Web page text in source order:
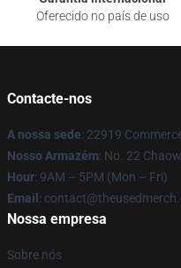
Oferecido no país de uso
Contacte-nos
A nossa sede: 22919
Nosso Armazém: No. 22
Hour: 9AM – 5PM (Mon – Fri)
Email :
Nossa empresa
Sobre nós